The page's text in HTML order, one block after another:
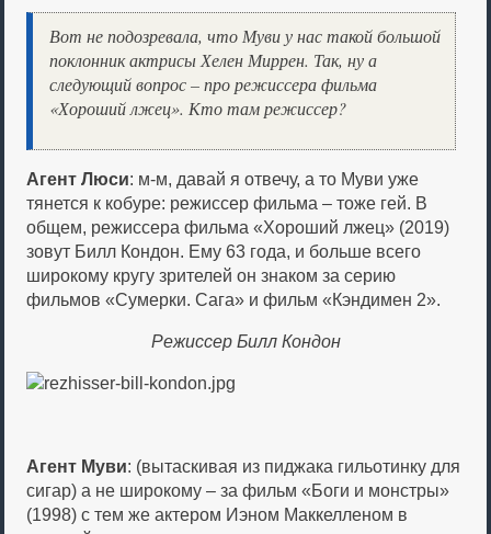
Вот не подозревала, что Муви у нас такой большой
поклонник актрисы Хелен Миррен. Так, ну а
следующий вопрос – про режиссера фильма
«Хороший лжец». Кто там режиссер?
Агент Люси: м-м, давай я отвечу, а то Муви уже
тянется к кобуре: режиссер фильма – тоже гей. В
общем, режиссера фильма «Хороший лжец» (2019)
зовут Билл Кондон. Ему 63 года, и больше всего
широкому кругу зрителей он знаком за серию
фильмов «Сумерки. Сага» и фильм «Кэндимен 2».
Режиссер Билл Кондон
Агент Муви: (вытаскивая из пиджака гильотинку для
сигар) а не широкому – за фильм «Боги и монстры»
(1998) с тем же актером Иэном Маккелленом в